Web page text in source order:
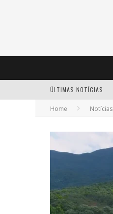
ÚLTIMAS NOTÍCIAS
Home Notícias